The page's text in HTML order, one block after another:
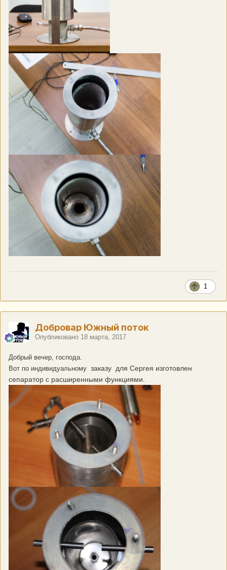
1
Добровар Южный поток
Опубликовано 18 марта, 2017
Добрый вечер, господа.
Вот по индивидуальному заказу для Сергея изготовлен
сепаратор с расширенными функциями.